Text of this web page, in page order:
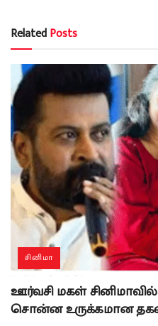
RelatedPosts
சினிமா
ஊர்வசி மகள்
சொன்ன உருக்கமான